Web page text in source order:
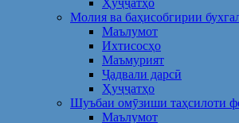
Ҳуҷҷатҳо
Молия ва баҳисобгирии
Маълумот
Ихтисосҳо
Маъмурият
Ҷадвали дарсӣ
Ҳуҷҷатҳо
Шуъбаи омӯзиши таҳсилоти
Маълумот